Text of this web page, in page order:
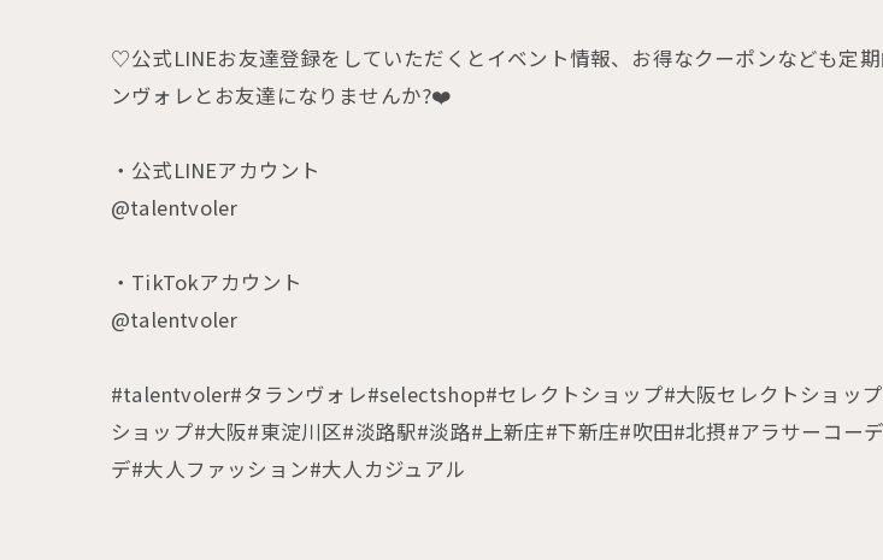
♡公式LINEお友達登録をしていただくとイベント情報、お得なクーポンなども定
ンヴォレとお友達になりませんか?❤️
・公式LINEアカウント
@talentvoler
・TikTokアカウント
@talentvoler
#talentvoler#タランヴォレ#selectshop#セレクトショップ#大阪セレクトショッ
ショップ#大阪#東淀川区#淡路駅#淡路#上新庄#下新庄#吹田#北摂#アラサーコー
デ#大人ファッション#大人カジュアル